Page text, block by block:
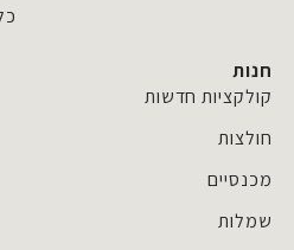
k
m
חנות
קולקציות חדשות
חולצות
מכנסיים
שמלות